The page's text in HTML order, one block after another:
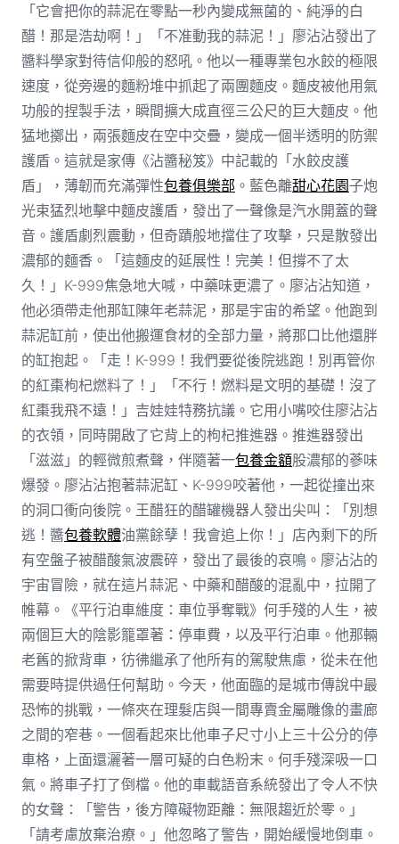
「它會把你的蒜泥在零點一秒內變成無菌的、純淨的白
醋！那是浩劫啊！」「不准動我的蒜泥！」廖沾沾發出了
醬料學家對待信仰般的怒吼。他以一種專業包水餃的極限
速度，從旁邊的麵粉堆中抓起了兩團麵皮。麵皮被他用氣
功般的捏製手法，瞬間擴大成直徑三公尺的巨大麵皮。他
猛地擲出，兩張麵皮在空中交疊，變成一個半透明的防禦
護盾。這就是家傳《沾醬秘笈》中記載的「水餃皮護
盾」，薄韌而充滿彈性包養俱樂部 。藍色離甜心花園子炮
光束猛烈地擊中麵皮護盾，發出了一聲像是汽水開蓋的聲
音。護盾劇烈震動，但奇蹟般地擋住了攻擊，只是散發出
濃郁的麵香。「這麵皮的延展性！完美！但撐不了太
久！」K-999焦急地大喊，中藥味更濃了。廖沾沾知道，
他必須帶走他那缸陳年老蒜泥，那是宇宙的希望。他跑到
蒜泥缸前，使出他搬運食材的全部力量，將那口比他還胖
的缸抱起。「走！K-999！我們要從後院逃跑！別再管你
的紅棗枸杞燃料了！」「不行！燃料是文明的基礎！沒了
紅棗我飛不遠！」吉娃娃特務抗議。它用小嘴咬住廖沾沾
的衣領，同時開啟了它背上的枸杞推進器。推進器發出
「滋滋」的輕微煎煮聲，伴隨著一包養金額股濃郁的蔘味
爆發。廖沾沾抱著蒜泥缸、K-999咬著他，一起從撞出來
的洞口衝向後院。王醋狂的醋罐機器人發出尖叫：「別想
逃！醬包養軟體油黨餘孽！我會追上你！」店內剩下的所
有空盤子被醋酸氣波震碎，發出了最後的哀鳴。廖沾沾的
宇宙冒險，就在這片蒜泥、中藥和醋酸的混亂中，拉開了
帷幕。《平行泊車維度：車位爭奪戰》何手殘的人生，被
兩個巨大的陰影籠罩著：停車費，以及平行泊車。他那輛
老舊的掀背車，彷彿繼承了他所有的駕駛焦慮，從未在他
需要時提供過任何幫助。今天，他面臨的是城市傳說中最
恐怖的挑戰，一條夾在理髮店與一間專賣金屬雕像的畫廊
之間的窄巷。一個看起來比他車子尺寸小上三十公分的停
車格，上面還灑著一層可疑的白色粉末。何手殘深吸一口
氣。將車子打了倒檔。他的車載語音系統發出了令人不快
的女聲：「警告，後方障礙物距離：無限趨近於零。」
「請考慮放棄治療。」他忽略了警告，開始緩慢地倒車。